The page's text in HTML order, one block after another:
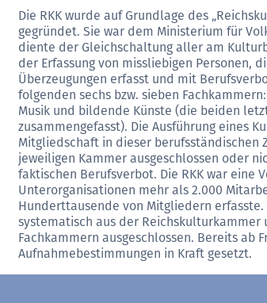
Die RKK wurde auf Grundlage des
gegründet. Sie war dem Ministerium für
diente der Gleichschaltung aller am
der Erfassung von missliebigen Personen,
Überzeugungen erfasst und mit
folgenden sechs bzw. sieben
Musik und bildende Künste (die beiden
zusammengefasst). Die Ausführung eines
Mitgliedschaft in dieser berufsständischen
jeweiligen Kammer ausgeschlossen oder
faktischen Berufsverbot. Die RKK war eine
Unterorganisationen mehr als 2.000
Hunderttausende von Mitgliedern
systematisch aus der
Fachkammern ausgeschlossen. Bereits ab
Aufnahmebestimmungen in Kraft gesetzt.